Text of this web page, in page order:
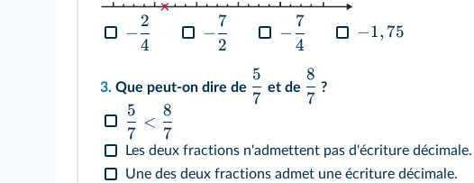
−
4
2
−
2
7
−
4
7
−1, 75
3. Que peut-on dire de
7
5
et de
7
8
?
7
5
<
7
8
Les deux fractions n'admettent pas d'écriture décimale.
Une des deux fractions admet une écriture décimale.